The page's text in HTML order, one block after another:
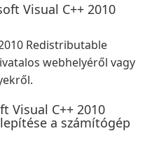
Visual C++ 2010
Redistributable
webhelyéről vagy
Visual C++ 2010
a számítógép